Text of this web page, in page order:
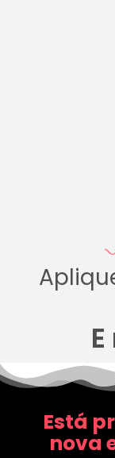
Está
nova